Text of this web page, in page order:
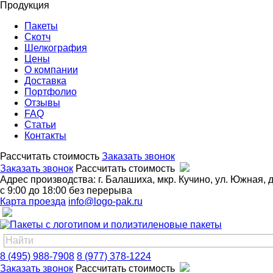
Продукция
Пакеты
Скотч
Шелкография
Цены
О компании
Доставка
Портфолио
Отзывы
FAQ
Статьи
Контакты
Рассчитать стоимость Заказать звонок
Заказать звонок Рассчитать стоимость
Адрес производства: г. Балашиха, мкр. Кучино, ул. Южная,
с 9:00 до 18:00 без перерыва
Карта проезда info@logo-pak.ru
8 (495) 988-7908 8 (977) 378-1224
Заказать звонок Рассчитать стоимость